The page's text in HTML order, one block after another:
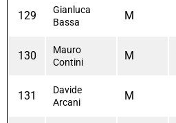
129
Gianluca
Bassa
M
130
Mauro
Contini
M
131
Davide
Arcani
M